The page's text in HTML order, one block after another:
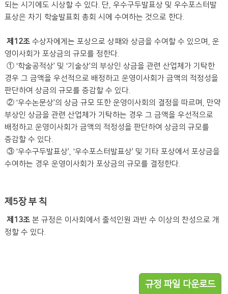
되는 시기에도 시상할 수 있다. 단, 우수구두발표상 및 우수포스터발
표상은 차기 학술발표회 총회 시에 수여하는 것으로 한다.
제12조 수상자에게는 포상으로 상패와 상금을 수여할 수 있으며, 운
영이사회가 포상금의 규모를 정한다.
① ‘학술공적상’ 및 ‘기술상’의 부상인 상금을 관련 산업체가 기탁한
경우 그 금액을 우선적으로 배정하고 운영이사회가 금액의 적정성을
판단하여 상금의 규모를 증감할 수 있다.
② ‘우수논문상’의 상금 규모 또한 운영이사회의 결정을 따르며, 만약
부상인 상금을 관련 산업체가 기탁하는 경우 그 금액을 우선적으로
배정하고 운영이사회가 금액의 적정성을 판단하여 상금의 규모를
증감할 수 있다.
③ ‘우수구두발표상’, ‘우수포스터발표상’ 및 기타 포상에서 포상금을
수여하는 경우 운영이사회가 포상금의 규모를 결정한다.
제5장 부 칙
제13조 본 규정은 이사회에서 출석인원 과반 수 이상의 찬성으로 개
정할 수 있다.
규정 파일 다운로드